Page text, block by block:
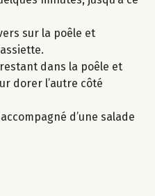
sur la poêle et
dans la poêle et
dorer l’autre côté
d’une salade